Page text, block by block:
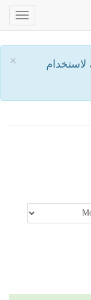
×
لاستخدام